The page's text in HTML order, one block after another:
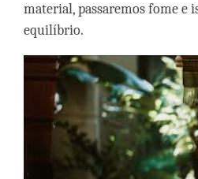
material, passaremos fome e
equilíbrio.